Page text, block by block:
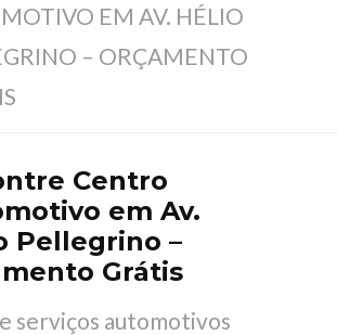
EM AV. HÉLIO
– ORÇAMENTO
Centro
em Av.
Pellegrino –
Grátis
serviços automotivos